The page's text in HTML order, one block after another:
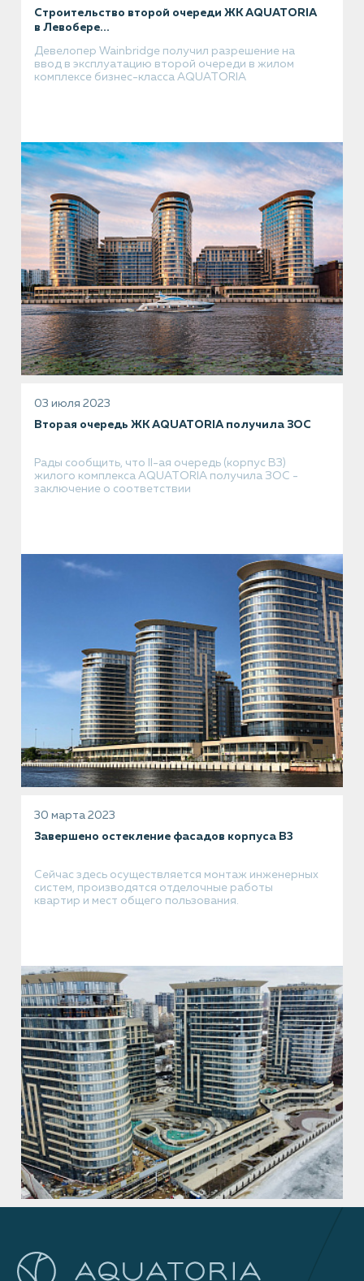
Строительство второй очереди ЖК AQUATORIA
в Левобере...
Девелопер Wainbridge получил разрешение на
ввод в эксплуатацию второй очереди в жилом
комплексе бизнес-класса AQUATORIA
03 июля 2023
Вторая очередь ЖК AQUATORIA получила ЗОС
Рады сообщить, что II-ая очередь (корпус В3)
жилого комплекса AQUATORIA получила ЗОС -
заключение о соответствии
30 марта 2023
Завершено остекление фасадов корпуса В3
Сейчас здесь осуществляется монтаж инженерных
систем, производятся отделочные работы
квартир и мест общего пользования.